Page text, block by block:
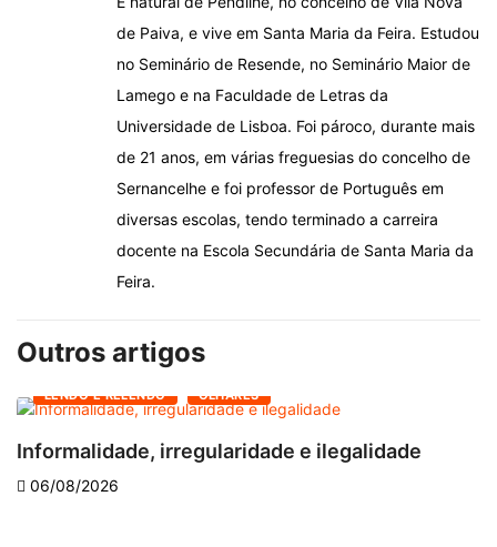
de Paiva, e vive em Santa Maria da Feira. Estudou
no Seminário de Resende, no Seminário Maior de
Lamego e na Faculdade de Letras da
Universidade de Lisboa. Foi pároco, durante mais
de 21 anos, em várias freguesias do concelho de
Sernancelhe e foi professor de Português em
diversas escolas, tendo terminado a carreira
docente na Escola Secundária de Santa Maria da
Feira.
Outros artigos
LENDO E RELENDO OLHARES
Informalidade, irregularidade e ilegalidade
06/08/2026